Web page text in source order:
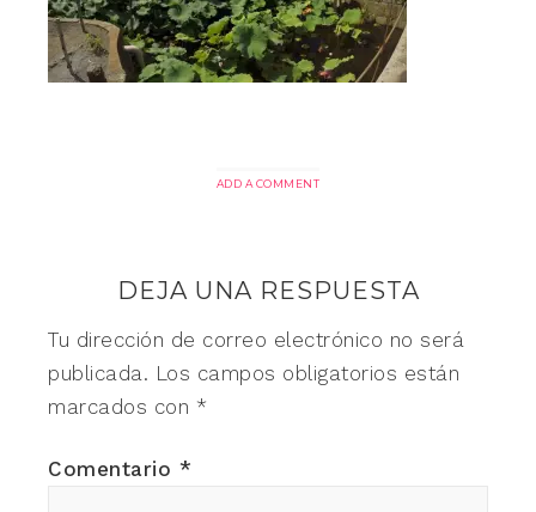
ADD A COMMENT
DEJA UNA RESPUESTA
Tu dirección de correo electrónico no será
publicada. Los campos obligatorios están
marcados con *
Comentario *